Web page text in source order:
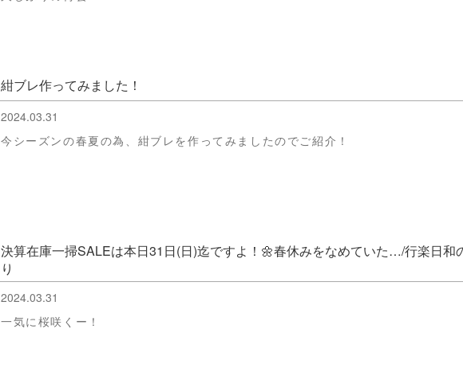
紺ブレ作ってみました！
2024.03.31
今シーズンの春夏の為、紺ブレを作ってみましたのでご紹介！
決算在庫一掃SALEは本日31日(日)迄ですよ！🌼春休みをなめていた…/行楽日和
り
2024.03.31
一気に桜咲くー！